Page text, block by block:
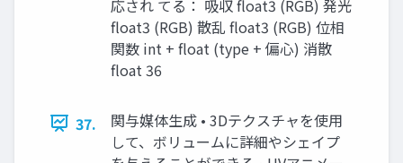
応され てる： 吸収 float3 (RGB) 発光
float3 (RGB) 散乱 float3 (RGB) 位相
関数 int + float (type + 偏心) 消散
float 36
37.
関与媒体生成 • 3Dテクスチャを使用
して、ボリュームに詳細やシェイプ